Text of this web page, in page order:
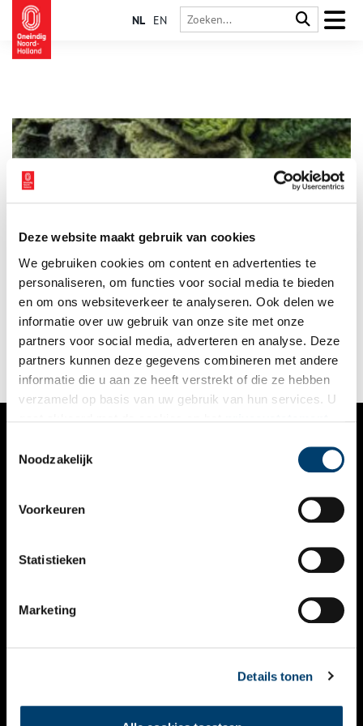
Deze website maakt gebruik van cookies
We gebruiken cookies om content en advertenties te
personaliseren, om functies voor social media te bieden
en om ons websiteverkeer te analyseren. Ook delen we
informatie over uw gebruik van onze site met onze
partners voor social media, adverteren en analyse. Deze
partners kunnen deze gegevens combineren met andere
informatie die u aan ze heeft verstrekt of die ze hebben
verzameld op basis van uw gebruik van hun services. U
Noodzakelijk
Voorkeuren
Statistieken
Marketing
Details tonen
NL EN
In het voorjaar van 2012 heropende het Tesselse Kaap Skil
(voormalig Maritiem en Juttersmuseum) haar deuren. Aan het
plafond van het nieuwe gebouw hangt een heel bijzonder
kunstwerk. Kunstenares Erna van Sambeek heeft samen met
zo’n dertig Tesselaars een kleed van de kaart van Texel
gemaakt. Deze kaart is negen bij vier meter en is volledig van
Texelse producten gemaakt.
VERHALEN
KALENDER
THEMA’S
VIDEO’S
CONTACT